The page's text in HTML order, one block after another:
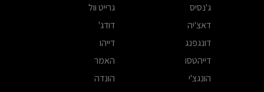
ג'נסיס
גרייט וול
דאצ'יה
דודג'
דונגפנג
דייהו
דייהטסו
האמר
הונגצ'י
הונדה